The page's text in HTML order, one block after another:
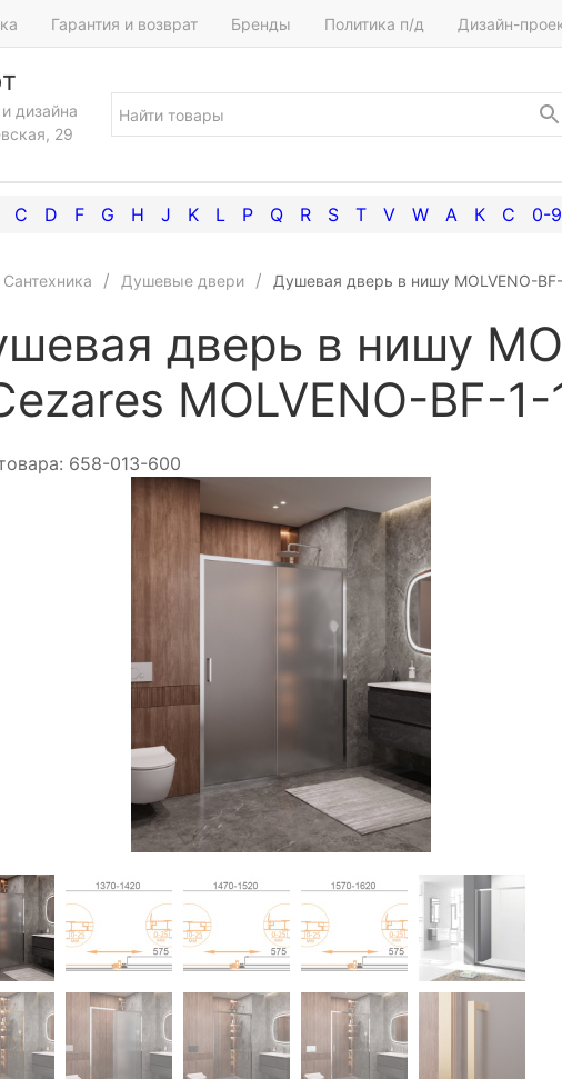
Гарантия и возврат Бренды Политика п/д Дизайн-
дизайна
29
C D F G H J K L P Q R S T V W А К С 0-9
Сантехника Душевые двери Душевая дверь в нишу MOLVENO-
дверь в нишу
MOLVENO-BF-
658-013-600